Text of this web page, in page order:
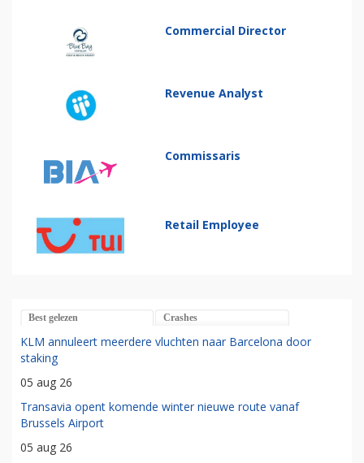
Commercial Director
Revenue Analyst
Commissaris
Retail Employee
Best gelezen Crashes
KLM annuleert meerdere vluchten naar Barcelona door
staking
05 aug 26
Transavia opent komende winter nieuwe route vanaf
Brussels Airport
05 aug 26